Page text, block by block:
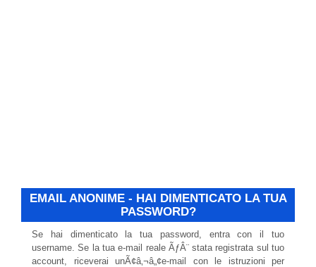
EMAIL ANONIME - HAI DIMENTICATO LA TUA
PASSWORD?
Se hai dimenticato la tua password, entra con il tuo
username. Se la tua e-mail reale ÃƒÂ¨ stata registrata sul tuo
account, riceverai unÃ¢â‚¬â„¢e-mail con le istruzioni per